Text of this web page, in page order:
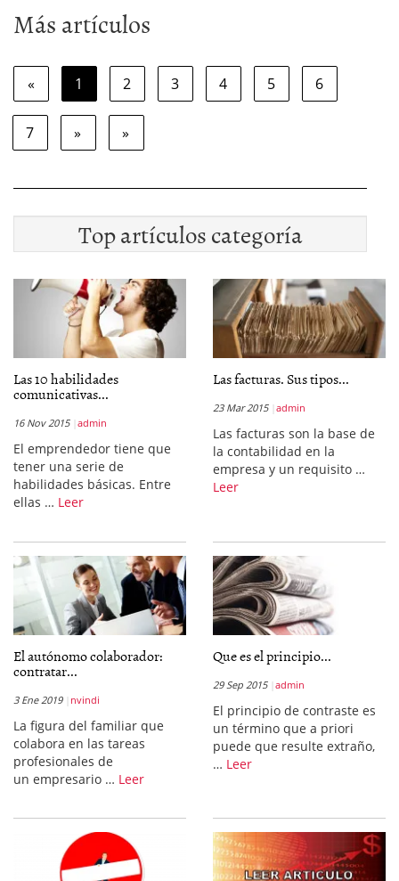
Más artículos
« 1 2 3 4 5 6
7 » »
Top artículos categoría
Las 10 habilidades
comunicativas...
16 Nov 2015 admin
El emprendedor tiene que
tener una serie de
habilidades básicas. Entre
ellas … Leer
Las facturas. Sus tipos...
23 Mar 2015 admin
Las facturas son la base de
la contabilidad en la
empresa y un requisito …
Leer
El autónomo colaborador:
contratar...
3 Ene 2019 nvindi
La figura del familiar que
colabora en las tareas
profesionales de
un empresario … Leer
Que es el principio...
29 Sep 2015 admin
El principio de contraste es
un término que a priori
puede que resulte extraño,
… Leer